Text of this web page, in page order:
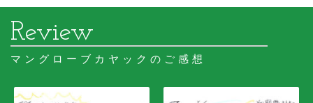
マングローブカヤックのご感想